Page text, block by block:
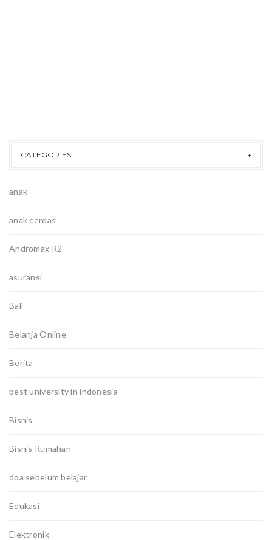
CATEGORIES
anak
anak cerdas
Andromax R2
asuransi
Bali
Belanja Online
Berita
best university in indonesia
Bisnis
Bisnis Rumahan
doa sebelum belajar
Edukasi
Elektronik